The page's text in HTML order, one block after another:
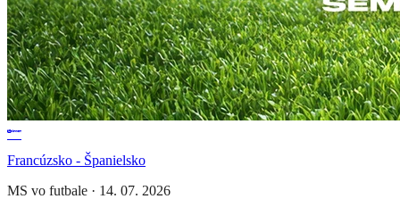
Francúzsko - Španielsko
MS vo futbale · 14. 07. 2026